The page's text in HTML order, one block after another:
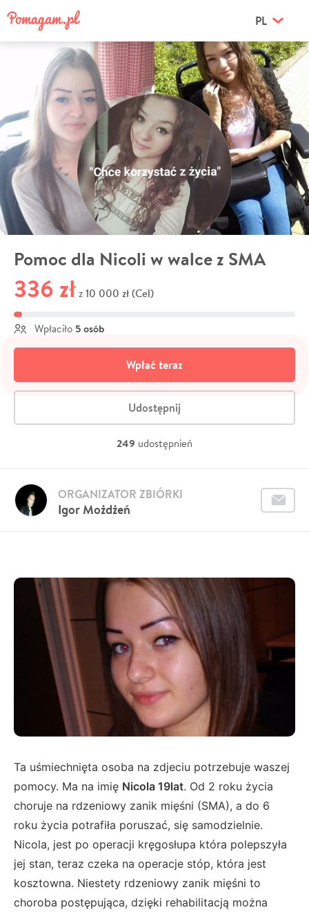
PL
Pomoc dla Nicoli w walce z SMA
336 zł z 10 000 zł (Cel)
Wpłaciło 5 osób
Wpłać teraz
Udostępnij
249 udostępnień
Igor Możdżeń
ORGANIZATOR ZBIÓRKI
Ta uśmiechnięta osoba na zdjeciu potrzebuje waszej
pomocy. Ma na imię Nicola 19lat. Od 2 roku życia
choruje na rdzeniowy zanik mięśni (SMA), a do 6
roku życia potrafiła poruszać, się samodzielnie.
Nicola, jest po operacji kręgosłupa która polepszyła
jej stan, teraz czeka na operacje stóp, która jest
kosztowna. Niestety rdzeniowy zanik mięśni to
choroba postępująca, dzięki rehabilitacją można